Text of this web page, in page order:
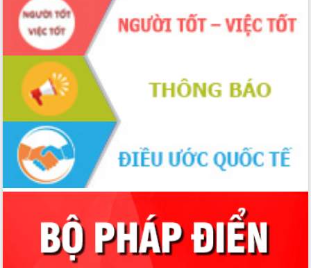
Hội nghị Báo cáo viên Trung ương
tháng 01/2026
Phó Thủ tướng Hồ Quốc Dũng đánh giá
cao kết quả Chiến dịch Quang Trung
tại Đắk Lắk
Hội nghị Ban Chấp hành Đảng bộ tỉnh
Đắk Lắk lần thứ 2 (mở rộng)
Tập trung giải phóng mặt bằng, đẩy
nhanh tiến độ Tuyến đường bộ ven
biển
Gỡ khó, khởi công xây dựng, sửa chữa
toàn bộ nhà ở cho hộ dân đúng tiến độ
đề ra
UBND tỉnh Đắk Lắk tổng kết công tác
quốc phòng, quân sự địa phương năm
Tập trung triển khai quyết liệt, đồng bộ
các giải pháp nhằm thực hiện hiệu quả